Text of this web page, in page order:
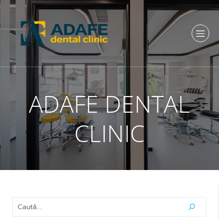
ADAFE DENTAL
CLINIC